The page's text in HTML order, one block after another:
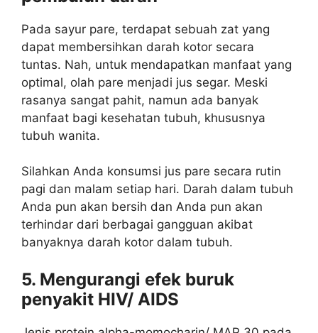
Pada sayur pare, terdapat sebuah zat yang
dapat membersihkan darah kotor secara
tuntas. Nah, untuk mendapatkan manfaat yang
optimal, olah pare menjadi jus segar. Meski
rasanya sangat pahit, namun ada banyak
manfaat bagi kesehatan tubuh, khususnya
tubuh wanita.
Silahkan Anda konsumsi jus pare secara rutin
pagi dan malam setiap hari. Darah dalam tubuh
Anda pun akan bersih dan Anda pun akan
terhindar dari berbagai gangguan akibat
banyaknya darah kotor dalam tubuh.
5. Mengurangi efek buruk
penyakit HIV/ AIDS